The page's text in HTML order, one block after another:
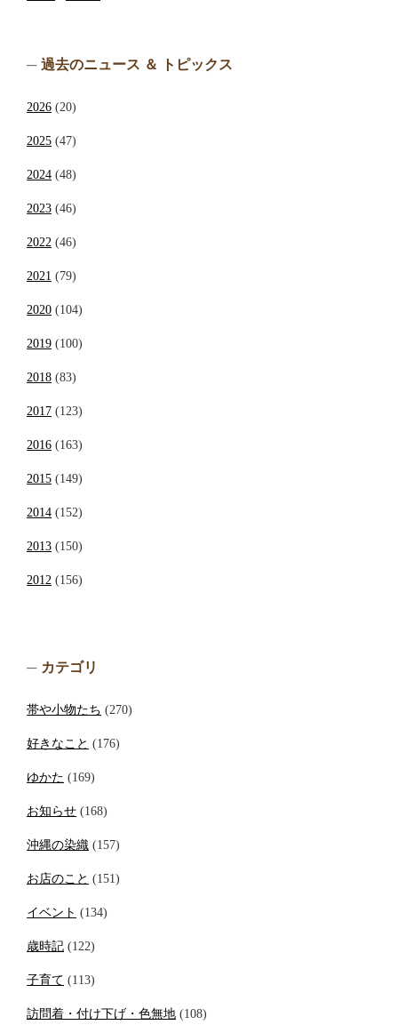
過去のニュース ＆ トピックス
2026 (20)
2025 (47)
2024 (48)
2023 (46)
2022 (46)
2021 (79)
2020 (104)
2019 (100)
2018 (83)
2017 (123)
2016 (163)
2015 (149)
2014 (152)
2013 (150)
2012 (156)
カテゴリ
帯や小物たち (270)
好きなこと (176)
ゆかた (169)
お知らせ (168)
沖縄の染織 (157)
お店のこと (151)
イベント (134)
歳時記 (122)
子育て (113)
訪問着・付け下げ・色無地 (108)